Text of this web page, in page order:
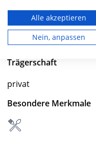
Besuchszeiten
0 bis 23 Uhr
Trägerschaft
privat
Besondere Merkmale
personalisierter Inhalte.
Performance von Inhalten.
oder Kombinationen von
und Verbesserung der
Auswahl von Inhalten.
die USA gesendet werden.
Website/App.
Wir nutzen Ihre Daten für
IAB-Verarbeitungszwecke:
Alle akzeptieren
Nein, anpassen